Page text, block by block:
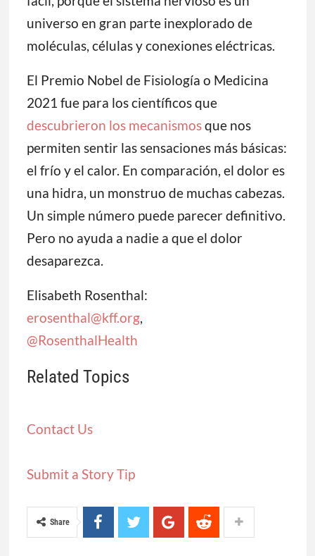
universo en gran parte inexplorado de
moléculas, células y conexiones eléctricas.
El Premio Nobel de Fisiología o Medicina
2021 fue para los científicos que
descubrieron los mecanismosque nos
permiten sentir las sensaciones más básicas:
el frío y el calor. En comparación, el dolor es
una hidra, un monstruo de muchas cabezas.
Un simple número puede parecer definitivo.
Pero no ayuda a nadie a que el dolor
desaparezca.
Elisabeth Rosenthal:
erosenthal@kff.org,
@RosenthalHealth
Related Topics
Contact Us
Submit a Story Tip
Share